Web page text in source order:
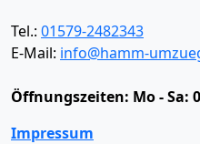
Tel.: 01579-2482343
E-Mail: info@hamm-
Öffnungszeiten: Mo - Sa:
Impressum